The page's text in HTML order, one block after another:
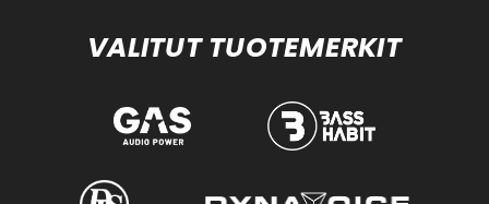
VALITUT TUOTEMERKIT